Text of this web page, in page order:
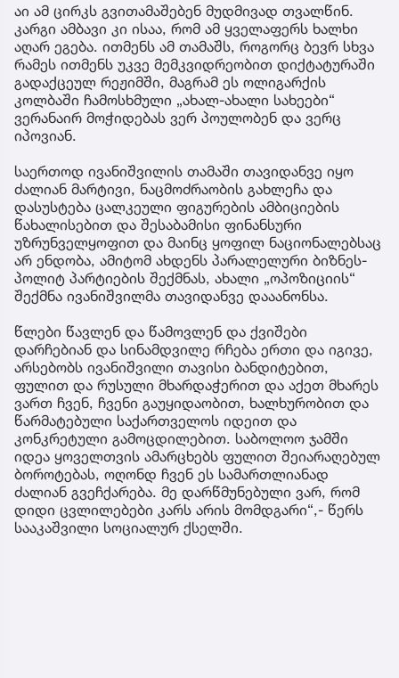
აი ამ ცირკს გვითამაშებენ მუდმივად თვალწინ.
კარგი ამბავი კი ისაა, რომ ამ ყველაფერს ხალხი
აღარ ეგება. ითმენს ამ თამაშს, როგორც ბევრ სხვა
რამეს ითმენს უკვე მემკვიდრეობით დიქტატურაში
გადაქცეულ რეჟიმში, მაგრამ ეს ოლიგარქის
კოლბაში ჩამოსხმული „ახალ-ახალი სახეები“
ვერანაირ მოჭიდებას ვერ პოულობენ და ვერც
იპოვიან.
საერთოდ ივანიშვილის თამაში თავიდანვე იყო
ძალიან მარტივი, ნაცმოძრაობის გახლეჩა და
დასუსტება ცალკეული ფიგურების ამბიციების
წახალისებით და შესაბამისი ფინანსური
უზრუნველყოფით და მაინც ყოფილ ნაციონალებსაც
არ ენდობა, ამიტომ ახდენს პარალელური ბიზნეს-
პოლიტ პარტიების შექმნას, ახალი „ოპოზიციის“
შექმნა ივანიშვილმა თავიდანვე დააანონსა.
წლები წავლენ და წამოვლენ და ქვიშები
დარჩებიან და სინამდვილე რჩება ერთი და იგივე,
არსებობს ივანიშვილი თავისი ბანდიტებით,
ფულით და რუსული მხარდაჭერით და აქეთ მხარეს
ვართ ჩვენ, ჩვენი გაუყიდაობით, ხალხურობით და
წარმატებული საქართველოს იდეით და
კონკრეტული გამოცდილებით. საბოლოო ჯამში
იდეა ყოველთვის ამარცხებს ფულით შეიარაღებულ
ბოროტებას, ოღონდ ჩვენ ეს სამართლიანად
ძალიან გვეჩქარება. მე დარწმუნებული ვარ, რომ
დიდი ცვლილებები კარს არის მომდგარი“,- წერს
სააკაშვილი სოციალურ ქსელში.